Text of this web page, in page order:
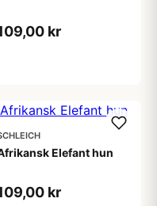
kr
Elefant hun
kr